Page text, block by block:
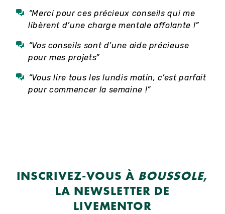
“Merci pour ces précieux conseils qui me
libèrent d’une charge mentale affolante !”
“Vos conseils sont d’une aide précieuse
pour mes projets”
“Vous lire tous les lundis matin, c’est parfait
pour commencer la semaine !”
INSCRIVEZ-VOUS À BOUSSOLE,
LA NEWSLETTER DE
LIVEMENTOR